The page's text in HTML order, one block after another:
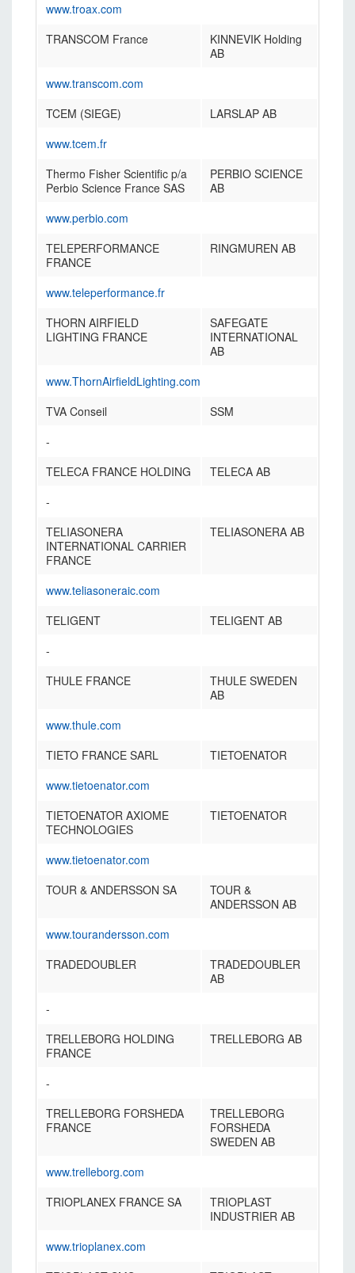
www.troax.com
TRANSCOM France
KINNEVIK Holding
AB
www.transcom.com
TCEM (SIEGE)
LARSLAP AB
www.tcem.fr
Thermo Fisher Scientific p/a
Perbio Science France SAS
PERBIO SCIENCE
AB
www.perbio.com
TELEPERFORMANCE
FRANCE
RINGMUREN AB
www.teleperformance.fr
THORN AIRFIELD
LIGHTING FRANCE
SAFEGATE
INTERNATIONAL
AB
www.ThornAirfieldLighting.com
TVA Conseil
SSM
-
TELECA FRANCE HOLDING
TELECA AB
-
TELIASONERA
INTERNATIONAL CARRIER
FRANCE
TELIASONERA AB
www.teliasoneraic.com
TELIGENT
TELIGENT AB
-
THULE FRANCE
THULE SWEDEN
AB
www.thule.com
TIETO FRANCE SARL
TIETOENATOR
www.tietoenator.com
TIETOENATOR AXIOME
TECHNOLOGIES
TIETOENATOR
www.tietoenator.com
TOUR & ANDERSSON SA
TOUR &
ANDERSSON AB
www.tourandersson.com
TRADEDOUBLER
TRADEDOUBLER
AB
-
TRELLEBORG HOLDING
FRANCE
TRELLEBORG AB
-
TRELLEBORG FORSHEDA
FRANCE
TRELLEBORG
FORSHEDA
SWEDEN AB
www.trelleborg.com
TRIOPLANEX FRANCE SA
TRIOPLAST
INDUSTRIER AB
www.trioplanex.com